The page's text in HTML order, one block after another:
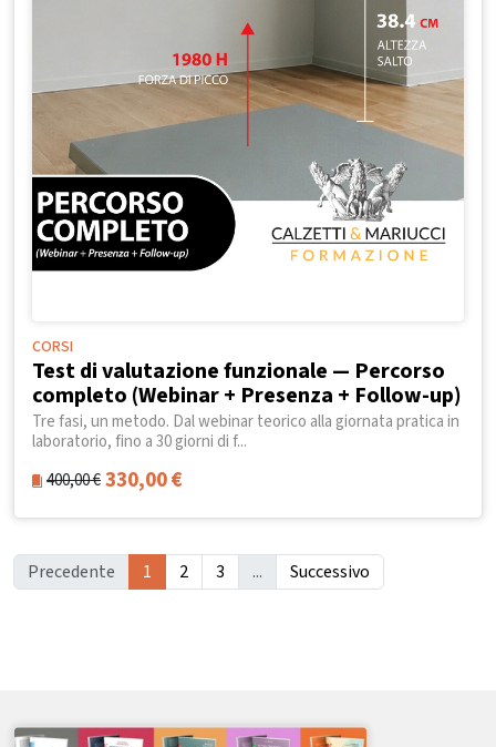
CORSI
Test di valutazione funzionale — Percorso
completo (Webinar + Presenza + Follow-up)
Tre fasi, un metodo. Dal webinar teorico alla giornata pratica in
laboratorio, fino a 30 giorni di f...
400,00€330,00€
Precedente 1 2 3 ... Successivo